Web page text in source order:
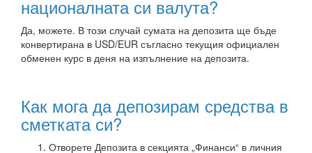
националната си валута?
Да, можете. В този случай сумата на депозита ще бъде
конвертирана в USD/EUR съгласно текущия официален
обменен курс в деня на изпълнение на депозита.
Как мога да депозирам средства в
сметката си?
Отворете Депозита в секцията „Финанси“ в личния